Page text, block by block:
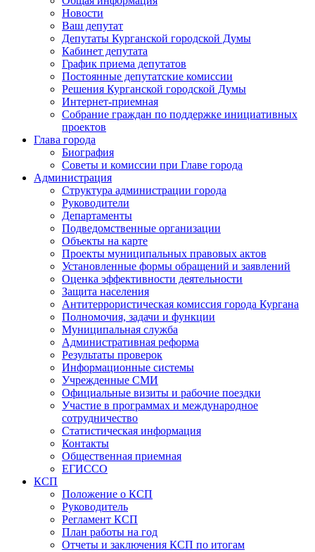
Новости
Ваш депутат
Депутаты Курганской городской Думы
Кабинет депутата
График приема депутатов
Постоянные депутатские комиссии
Решения Курганской городской Думы
Интернет-приемная
Собрание граждан по поддержке инициативных
проектов
Глава города
Биография
Советы и комиссии при Главе города
Администрация
Структура администрации города
Руководители
Департаменты
Подведомственные организации
Объекты на карте
Проекты муниципальных правовых актов
Установленные формы обращений и заявлений
Оценка эффективности деятельности
Защита населения
Антитеррористическая комиссия города Кургана
Полномочия, задачи и функции
Муниципальная служба
Административная реформа
Результаты проверок
Информационные системы
Учрежденные СМИ
Официальные визиты и рабочие поездки
Участие в программах и международное
сотрудничество
Статистическая информация
Контакты
Общественная приемная
ЕГИССО
КСП
Положение о КСП
Руководитель
Регламент КСП
План работы на год
Отчеты и заключения КСП по итогам